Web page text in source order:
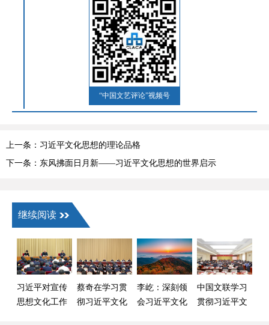
“中国文艺评论”视频号
上一条：习近平文化思想的理论品格
下一条：东风拂面日月新——习近平文化思想的世界启示
继续阅读
习近平对宣传
思想文化工作
蔡奇在学习贯
彻习近平文化
李屹：深刻领
会习近平文化
中国文联学习
贯彻习近平文